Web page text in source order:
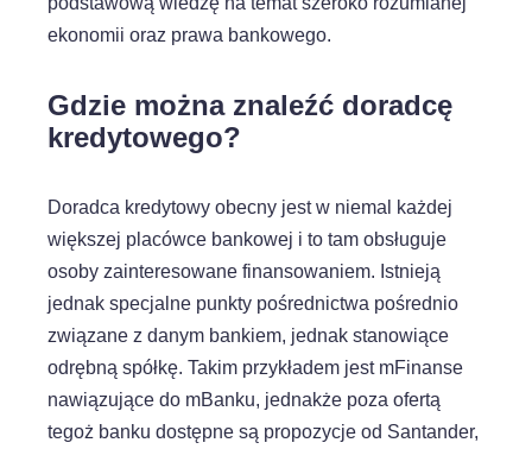
ekonomii oraz prawa bankowego.
Gdzie można znaleźć doradcę
kredytowego?
Doradca kredytowy obecny jest w niemal każdej
większej placówce bankowej i to tam obsługuje
osoby zainteresowane finansowaniem. Istnieją
jednak specjalne punkty pośrednictwa pośrednio
związane z danym bankiem, jednak stanowiące
odrębną spółkę. Takim przykładem jest mFinanse
nawiązujące do mBanku, jednakże poza ofertą
tegoż banku dostępne są propozycje od Santander,